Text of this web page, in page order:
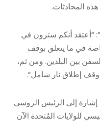
المحادثات.
“أعتقد أنكم سترون في
في ما يتعلق بوقف
بين البلدين. ومن ثم،
إطلاق نار شامل”.
إشارة إلى الرئيس الروسي
للولايات المُتحدة الآن